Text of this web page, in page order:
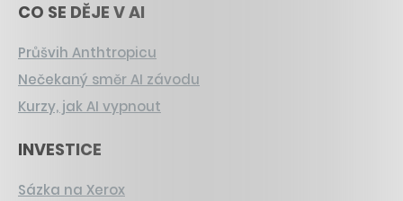
CO SE DĚJE V AI
Průšvih Anthtropicu
Nečekaný směr AI závodu
Kurzy, jak AI vypnout
INVESTICE
Sázka na Xerox